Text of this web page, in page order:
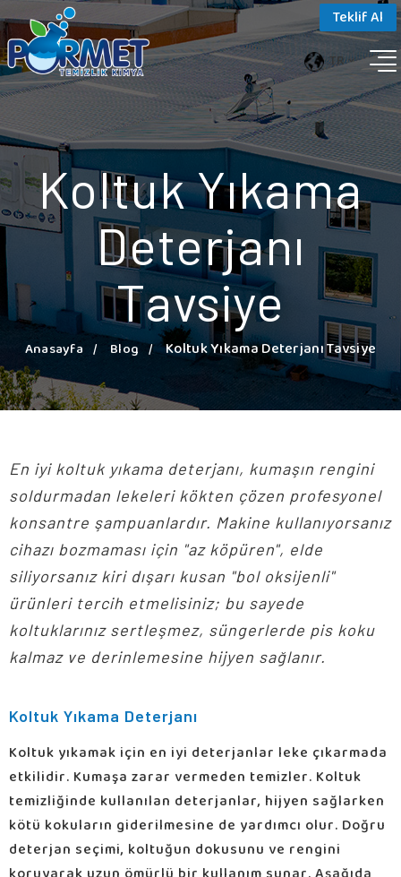
TR
Teklif Al
Koltuk Yıkama
Deterjanı
Tavsiye
Anasayfa Blog Koltuk Yıkama Deterjanı Tavsiye
En iyi koltuk yıkama deterjanı, kumaşın rengini
soldurmadan lekeleri kökten çözen profesyonel
konsantre şampuanlardır. Makine kullanıyorsanız
cihazı bozmaması için "az köpüren", elde
siliyorsanız kiri dışarı kusan "bol oksijenli"
ürünleri tercih etmelisiniz; bu sayede
koltuklarınız sertleşmez, süngerlerde pis koku
kalmaz ve derinlemesine hijyen sağlanır.
Koltuk Yıkama Deterjanı
Koltuk yıkamak için en iyi deterjanlar leke çıkarmada
etkilidir. Kumaşa zarar vermeden temizler. Koltuk
temizliğinde kullanılan deterjanlar, hijyen sağlarken
kötü kokuların giderilmesine de yardımcı olur. Doğru
deterjan seçimi, koltuğun dokusunu ve rengini